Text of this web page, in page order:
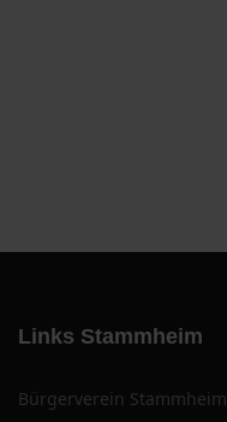
Links Stammheim
Bürgerverein Stammheim